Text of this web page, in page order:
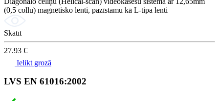
(0,5 collu) magnētisko lenti, pazīstamu kā L-tipa lenti
Skatīt
27.93 €
Ielikt grozā
LVS EN 61016:2002